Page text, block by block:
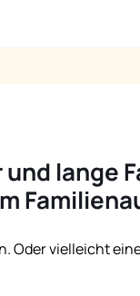
lange
Oder vielleicht